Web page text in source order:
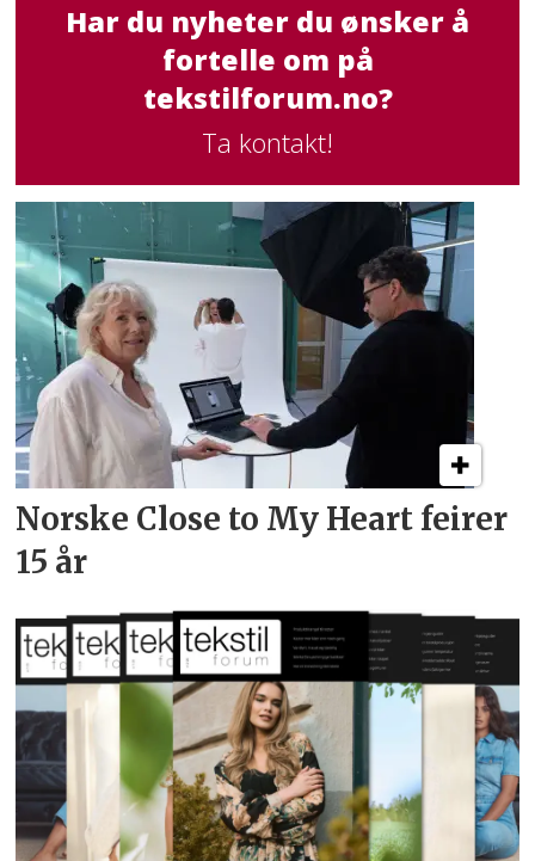
Har du nyheter du ønsker å
fortelle om på
tekstilforum.no?
Ta kontakt!
Norske Close to My Heart feirer
15 år